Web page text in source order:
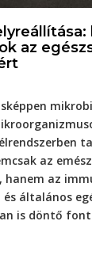
az
az
hanem az
és általános
is döntő